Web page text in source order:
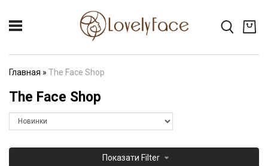
Главная » The Face Shop
The Face Shop
Показати Filter